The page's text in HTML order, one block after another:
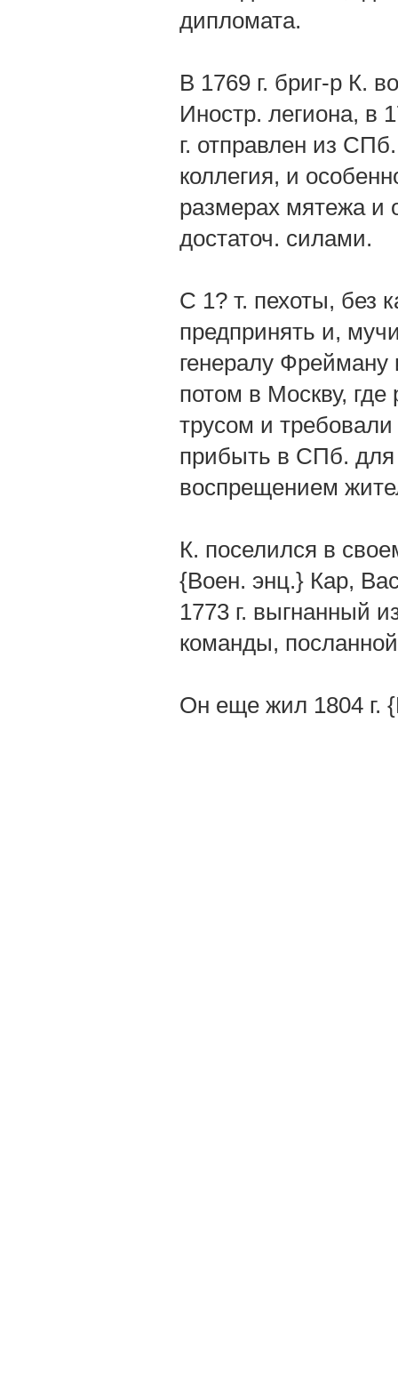
дипломата.
В 1769 г. бриг-р К.
Иностр. легиона, в
г. отправлен из
коллегия, и
размерах мятежа и
достаточ. силами.
С 1? т. пехоты, без
предпринять и,
генералу Фрейману
потом в Москву,
трусом и
прибыть в СПб. для
воспрещением
К. поселился в
{Воен. энц.} Кар,
1773 г. выгнанный
команды,
Он еще жил 1804 г.